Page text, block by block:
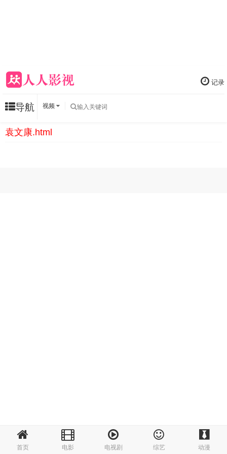
记录
导航 视频
首页 电影 电视剧 综艺 动漫
袁文康.html